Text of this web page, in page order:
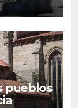
pueblos